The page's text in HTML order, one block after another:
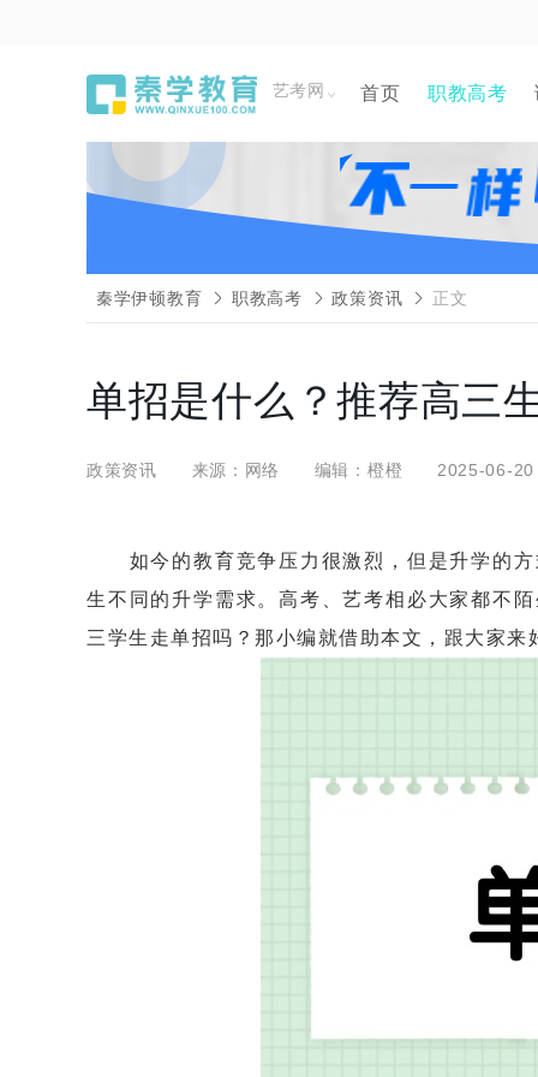
艺考网 首页 职教高考
秦学伊顿教育 职教高考 政策资讯 正文
单招是什么？推荐高三
政策资讯 来源：网络 编辑：橙橙 2025-06-
如今的教育竞争压力很激烈，但是升学的方
生不同的升学需求。高考、艺考相必大家都不
三学生走单招吗？那小编就借助本文，跟大家